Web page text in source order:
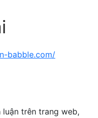
babble.com/
trên trang web,